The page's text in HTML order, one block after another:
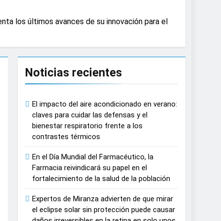
daños irreversibles en la retina en
tratamiento de pacientes con cáncer
proyecciones de películas de los
lactante
playas y otros espacios al aire
estratégica y modernización
muscular del deportista
los últimos avances de su innovación para el
Noticias recientes
El impacto del aire acondicionado en verano:
claves para cuidar las defensas y el
bienestar respiratorio frente a los
contrastes térmicos
En el Día Mundial del Farmacéutico, la
Farmacia reivindicará su papel en el
fortalecimiento de la salud de la población
Expertos de Miranza advierten de que mirar
el eclipse solar sin protección puede causar